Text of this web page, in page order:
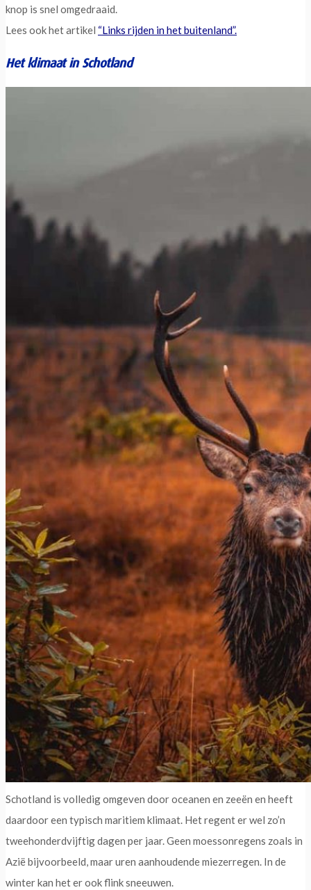
knop is snel omgedraaid.
Lees ook het artikel “Links rijden in het buitenland”.
Het klimaat in Schotland
Schotland is volledig omgeven door oceanen en zeeën en heeft
daardoor een typisch maritiem klimaat. Het regent er wel zo’n
tweehonderdvijftig dagen per jaar. Geen moessonregens zoals in
Azië bijvoorbeeld, maar uren aanhoudende miezerregen. In de
winter kan het er ook flink sneeuwen.